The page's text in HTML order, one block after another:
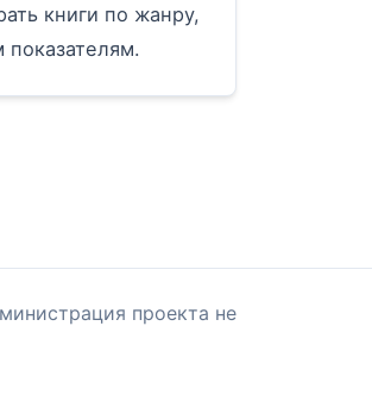
книги по жанру,
проекта не